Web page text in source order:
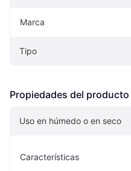
Marca
Tipo
Propiedades del producto
Uso en húmedo o en seco
Características